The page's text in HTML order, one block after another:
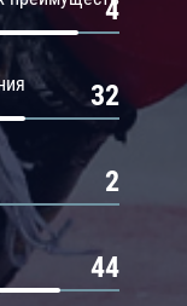
4
32
2
44